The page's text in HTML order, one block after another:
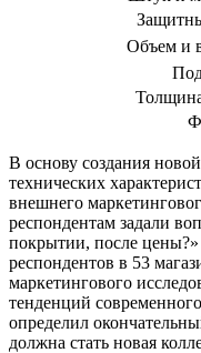
Объем и
В основу создания
технических
внешнего
респондентам задали
покрытии, после цены?»
респондентов в 53
маркетингового
тенденций
определил
должна стать новая